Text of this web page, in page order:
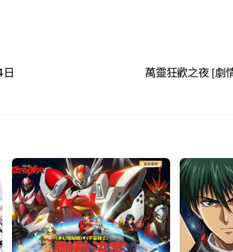
萬靈狂歡之夜 [劇